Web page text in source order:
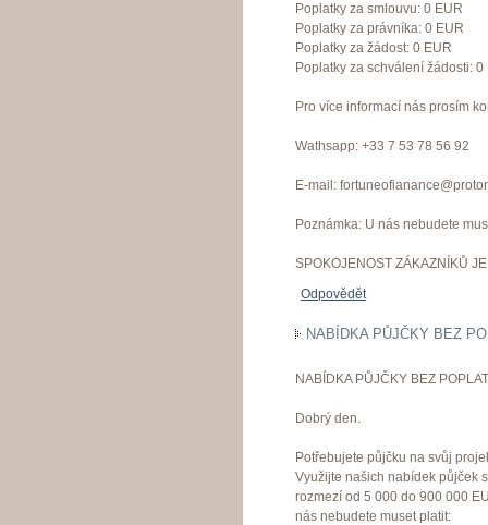
Poplatky za smlouvu: 0 EUR
Poplatky za právníka: 0 EUR
Poplatky za žádost: 0 EUR
Poplatky za schválení žádosti: 0
Pro více informací nás prosím
Wathsapp: +33 7 53 78 56 92
E-mail:
Poznámka: U nás nebudete
SPOKOJENOST ZÁKAZNÍKŮ
Odpovědět
NABÍDKA PŮJČKY BEZ
NABÍDKA PŮJČKY BEZ
Dobrý den.
Potřebujete půjčku na svůj
Využijte našich nabídek půjček
rozmezí od 5 000 do 900 000
nás nebudete muset platit: